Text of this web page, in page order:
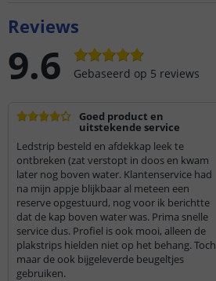
Reviews
9.6 Gebaseerd op 5 reviews
Goed product en
uitstekende service
Ledstrip besteld en afdekkap leek te
ontbreken (zat verstopt in doos en kwam
later nog boven water. Klantenservice had
na mijn appje blijkbaar al meteen een
reserve opgestuurd, nog voor ik berichtte
dat de kap boven water was. Prima snelle
service dus. Profiel is ook mooi, alleen de
plakstrips hielden niet op het behang. Toch
maar de ook bijgeleverde beugeltjes
gebruiken.